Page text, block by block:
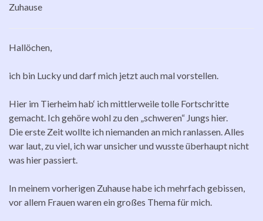
Zuhause
Hallöchen,
ich bin Lucky und darf mich jetzt auch mal vorstellen.
Hier im Tierheim hab‘ ich mittlerweile tolle Fortschritte
gemacht. Ich gehöre wohl zu den „schweren“ Jungs hier.
Die erste Zeit wollte ich niemanden an mich ranlassen. Alles
war laut, zu viel, ich war unsicher und wusste überhaupt nicht
was hier passiert.
In meinem vorherigen Zuhause habe ich mehrfach gebissen,
vor allem Frauen waren ein großes Thema für mich.